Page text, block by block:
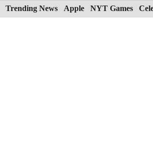
Skip
to
Trending News Apple NYT Games